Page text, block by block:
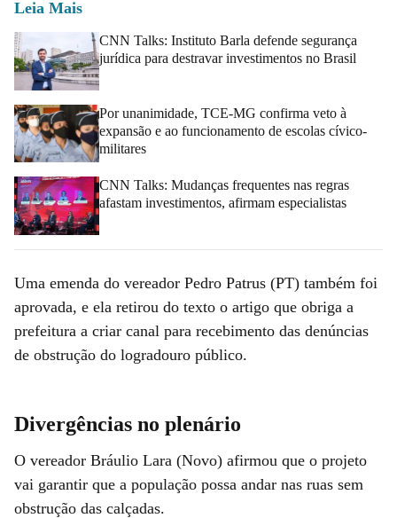
Leia Mais
CNN Talks: Instituto Barla defende segurança
jurídica para destravar investimentos no Brasil
Por unanimidade, TCE-MG confirma veto à
expansão e ao funcionamento de escolas cívico-
militares
CNN Talks: Mudanças frequentes nas regras
afastam investimentos, afirmam especialistas
Uma emenda do vereador Pedro Patrus (PT) também foi
aprovada, e ela retirou do texto o artigo que obriga a
prefeitura a criar canal para recebimento das denúncias
de obstrução do logradouro público.
Divergências no plenário
O vereador Bráulio Lara (Novo) afirmou que o projeto
vai garantir que a população possa andar nas ruas sem
obstrução das calçadas.